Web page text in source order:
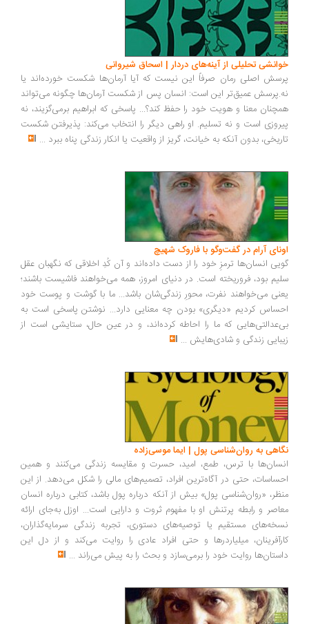
تحلیلی از آینه‌های دردار | اسحاق شیروانی
اصلی رمان صرفاً این نیست که آیا آرمان‌ها شکست خورده‌اند یا
عمیق‌تر این است: انسان پس از شکست آرمان‌ها چگونه می‌تواند
معنا و هویت خود را حفظ کند؟... پاسخی که ابراهیم برمی‌گزیند، نه
است و نه تسلیم. او راهی دیگر را انتخاب می‌کند: پذیرفتن شکست
بدون آنکه به خیانت، گریز از واقعیت یا انکار زندگی پناه ببرد...
آرام در گفت‌وگو با فاروک شهیچ‭
انسان‌ها ترمزِ خود را از دست داده‌اند و آن کُدِ اخلاقی که نگهبان عقل
بود، فروریخته است. در دنیای امروز، همه می‌خواهند فاشیست باشند؛
می‌خواهند نفرت، محورِ زندگی‌شان باشد... ما با گوشت و پوست خود
کردیم «دیگری» بودن چه معنایی دارد... نوشتن پاسخی است به
که ما را احاطه کرده‌اند، و در عین حال، ستایشی است از
زندگی و شادی‌هایش...
به روان‌شناسی پول | ایما موسی‌زاده
با ترس، طمع، امید، حسرت و مقایسه زندگی می‌کنند و همین
حتی در آگاه‌ترین افراد، تصمیم‌های مالی را شکل می‌دهد. از این
«روان‌شناسی پول» بیش از آنکه درباره پول باشد، کتابی درباره انسان
و رابطه پرتنش او با مفهوم ثروت و دارایی است... اوزل به‌جای ارائه
مستقیم یا توصیه‌های دستوری، تجربه زندگی سرمایه‌گذاران،
میلیاردرها و حتی افراد عادی را روایت می‌کند و از دل این
روایت خود را برمی‌سازد و بحث را به پیش می‌راند...